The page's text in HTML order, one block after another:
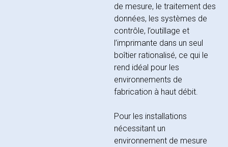
de mesure, le traitement des
données, les systèmes de
contrôle, l’outillage et
l’imprimante dans un seul
boîtier rationalisé, ce qui le
rend idéal pour les
environnements de
fabrication à haut débit.
Pour les installations
nécessitant un
environnement de mesure